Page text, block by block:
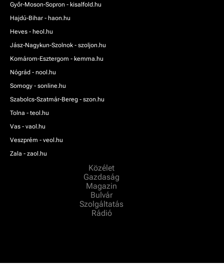
Győr-Moson-Sopron - kisalfold.hu
Hajdú-Bihar - haon.hu
Heves - heol.hu
Jász-Nagykun-Szolnok - szoljon.hu
Komárom-Esztergom - kemma.hu
Nógrád - nool.hu
Somogy - sonline.hu
Szabolcs-Szatmár-Bereg - szon.hu
Tolna - teol.hu
Vas - vaol.hu
Veszprém - veol.hu
Zala - zaol.hu
Közélet
Gazdaság
Magazin
Bulvár
Szolgáltatás
Rádió